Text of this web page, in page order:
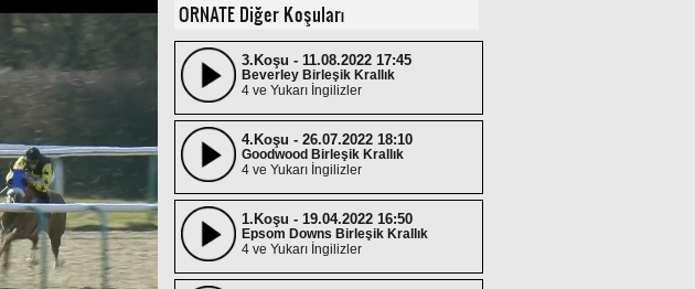
ORNATE Diğer Koşuları
3.Koşu - 11.08.2022 17:45
Beverley Birleşik Krallık
4 ve Yukarı İngilizler
4.Koşu - 26.07.2022 18:10
Goodwood Birleşik Krallık
4 ve Yukarı İngilizler
1.Koşu - 19.04.2022 16:50
Epsom Downs Birleşik Krallık
4 ve Yukarı İngilizler